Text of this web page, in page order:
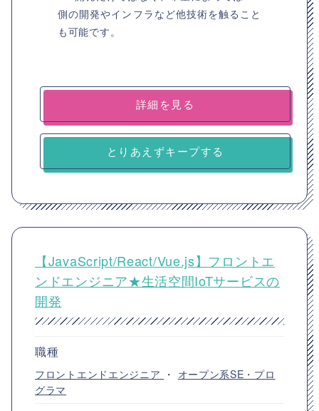
側の開発やインフラなど他技術を触ること
も可能です。
詳細を見る
とりあえずキープする
【JavaScript/React/Vue.js】フロントエ
ンドエンジニア★生活空間IoTサービスの
開発
職種
フロントエンドエンジニア ・ オープン系SE・プロ
グラマ